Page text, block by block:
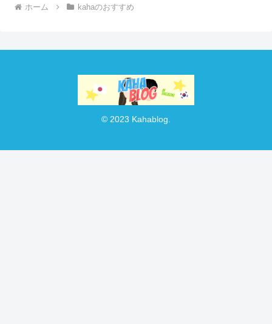
ホーム kahaのおすすめ
© 2023 Kahablog.